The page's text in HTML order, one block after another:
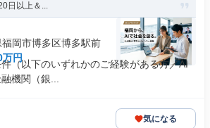
日以上＆...
岡市博多区博多駅前
万円
（以下のいずれかのご経験がある方／AI
機関（銀...
気になる